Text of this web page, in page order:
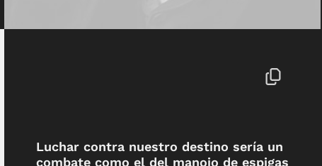
Luchar contra nuestro destino sería un
combate como el del manojo de espigas